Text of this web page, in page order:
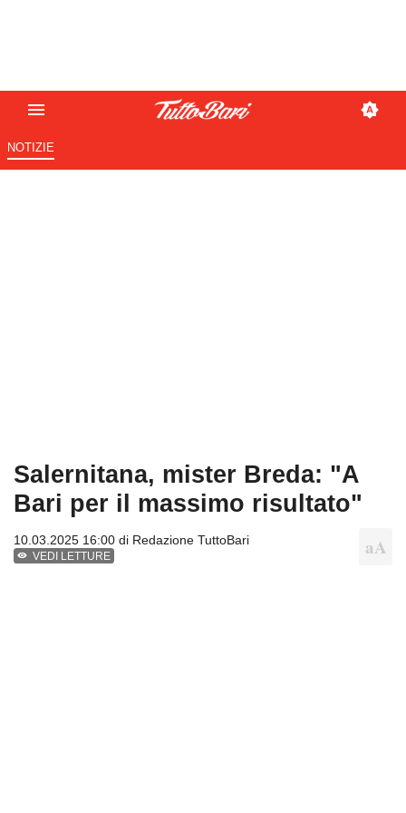
NOTIZIE
Salernitana, mister Breda: "A
Bari per il massimo risultato"
10.03.2025 16:00 di Redazione TuttoBari
VEDI LETTURE